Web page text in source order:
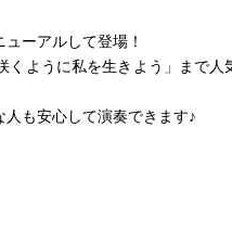
ーアルして登場！
ように私を生きよう」まで人
も安心して演奏できます♪